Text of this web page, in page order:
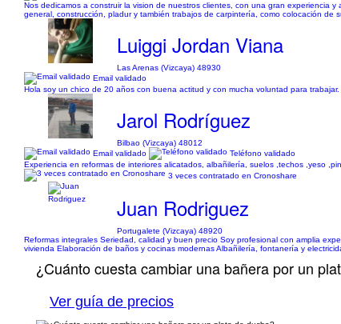
Nos dedicamos a construir la vision de nuestros clientes, con una gran experiencia
general, construcción, pladur y también trabajos de carpintería, como colocación de
Luiggi Jordan Viana
Las Arenas (Vizcaya) 48930
Email validado
Hola soy un chico de 20 años con buena actitud y con mucha voluntad para
Jarol Rodríguez
Bilbao (Vizcaya) 48012
Email validado
Teléfono validado
Experiencia en reformas de interiores alicatados, albañilería, suelos ,techos ,yeso
3 veces contratado en Cronoshare
Juan Rodriguez
Portugalete (Vizcaya) 48920
Reformas integrales Seriedad, calidad y buen precio Soy profesional con amplia
vivienda Elaboración de baños y cocinas modernas Albañilería, fontanería y
¿Cuánto cuesta cambiar una bañera por un
Ver guía de precios